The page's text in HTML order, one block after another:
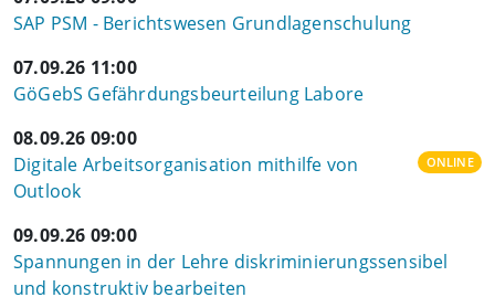
SAP PSM - Berichtswesen Grundlagenschulung
07.09.26 11:00
GöGebS Gefährdungsbeurteilung Labore
08.09.26 09:00
Digitale Arbeitsorganisation mithilfe von
Outlook
ONLINE
09.09.26 09:00
Spannungen in der Lehre diskriminierungssensibel
und konstruktiv bearbeiten